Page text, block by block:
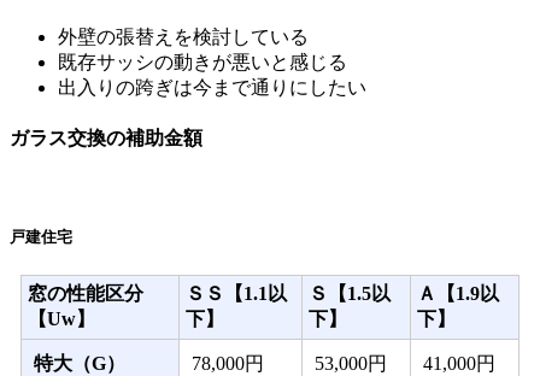
外壁の張替えを検討している
既存サッシの動きが悪いと感じる
出入りの跨ぎは今まで通りにしたい
ガラス交換の補助金額
戸建住宅
窓の性能区分
【Uw】
ＳＳ【1.1以
下】
Ｓ【1.5以
下】
Ａ【1.9以
下】
特大（G） 78,000円 53,000円 41,000円